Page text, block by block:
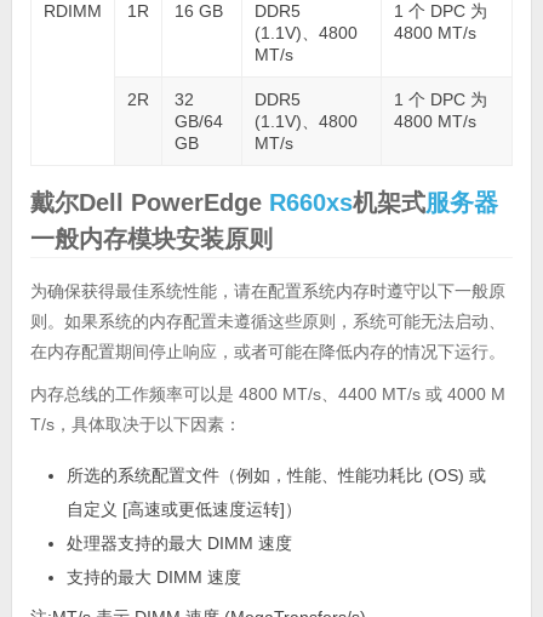
RDIMM 1R 16 GB
DDR5
(1.1V)、4800
MT/s
1 个 DPC 为
4800 MT/s
2R
32
GB/64
GB
DDR5
(1.1V)、4800
MT/s
1 个 DPC 为
4800 MT/s
戴尔Dell PowerEdge R660xs机架式服务器
一般内存模块安装原则
为确保获得最佳系统性能，请在配置系统内存时遵守以下一般原
则。如果系统的内存配置未遵循这些原则，系统可能无法启动、
在内存配置期间停止响应，或者可能在降低内存的情况下运行。
内存总线的工作频率可以是 4800 MT/s、4400 MT/s 或 4000 M
T/s，具体取决于以下因素：
所选的系统配置文件（例如，性能、性能功耗比 (OS) 或
自定义 [高速或更低速度运转]）
处理器支持的最大 DIMM 速度
支持的最大 DIMM 速度